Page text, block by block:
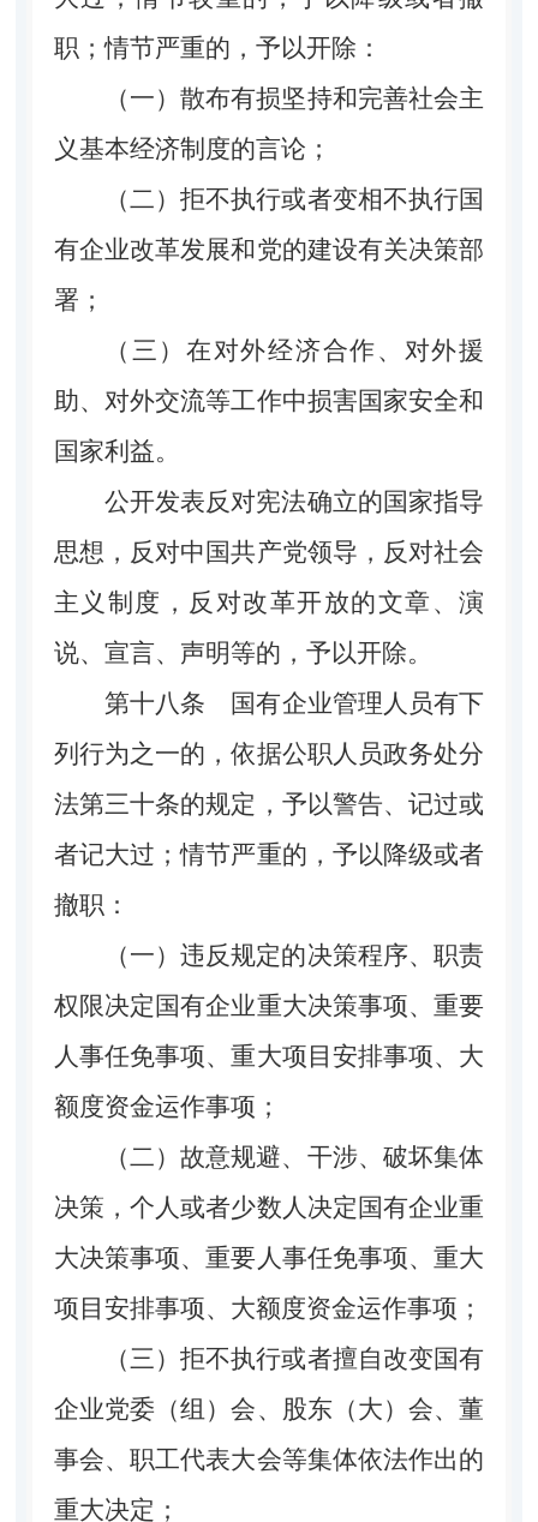
职；情节严重的，予以开除：
（一）散布有损坚持和完善社会主
义基本经济制度的言论；
（二）拒不执行或者变相不执行国
有企业改革发展和党的建设有关决策部
署；
（三）在对外经济合作、对外援
助、对外交流等工作中损害国家安全和
国家利益。
公开发表反对宪法确立的国家指导
思想，反对中国共产党领导，反对社会
主义制度，反对改革开放的文章、演
说、宣言、声明等的，予以开除。
第十八条 国有企业管理人员有下
列行为之一的，依据公职人员政务处分
法第三十条的规定，予以警告、记过或
者记大过；情节严重的，予以降级或者
撤职：
（一）违反规定的决策程序、职责
权限决定国有企业重大决策事项、重要
人事任免事项、重大项目安排事项、大
额度资金运作事项；
（二）故意规避、干涉、破坏集体
决策，个人或者少数人决定国有企业重
大决策事项、重要人事任免事项、重大
项目安排事项、大额度资金运作事项；
（三）拒不执行或者擅自改变国有
企业党委（组）会、股东（大）会、董
事会、职工代表大会等集体依法作出的
重大决定；